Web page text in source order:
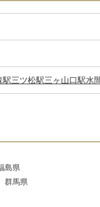
駅三ツ松駅三ヶ山口駅水
島県
群馬県